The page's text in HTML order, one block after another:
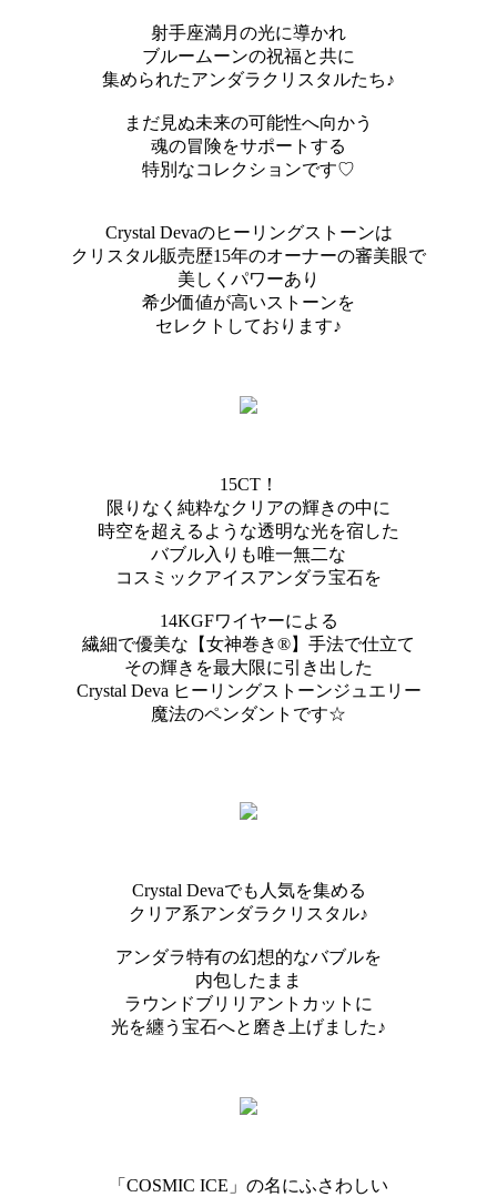
射手座満月の光に導かれ
ブルームーンの祝福と共に
集められたアンダラクリスタルたち♪
まだ見ぬ未来の可能性へ向かう
魂の冒険をサポートする
特別なコレクションです♡
Crystal Devaのヒーリングストーンは
クリスタル販売歴15年のオーナーの審美眼で
美しくパワーあり
希少価値が高いストーンを
セレクトしております♪
15CT！
限りなく純粋なクリアの輝きの中に
時空を超えるような透明な光を宿した
バブル入りも唯一無二な
コスミックアイスアンダラ宝石を
14KGFワイヤーによる
繊細で優美な【女神巻き®】手法で仕立て
その輝きを最大限に引き出した
Crystal Deva ヒーリングストーンジュエリー
魔法のペンダントです☆
Crystal Devaでも人気を集める
クリア系アンダラクリスタル♪
アンダラ特有の幻想的なバブルを
内包したまま
ラウンドブリリアントカットに
光を纏う宝石へと磨き上げました♪
「COSMIC ICE」の名にふさわしい